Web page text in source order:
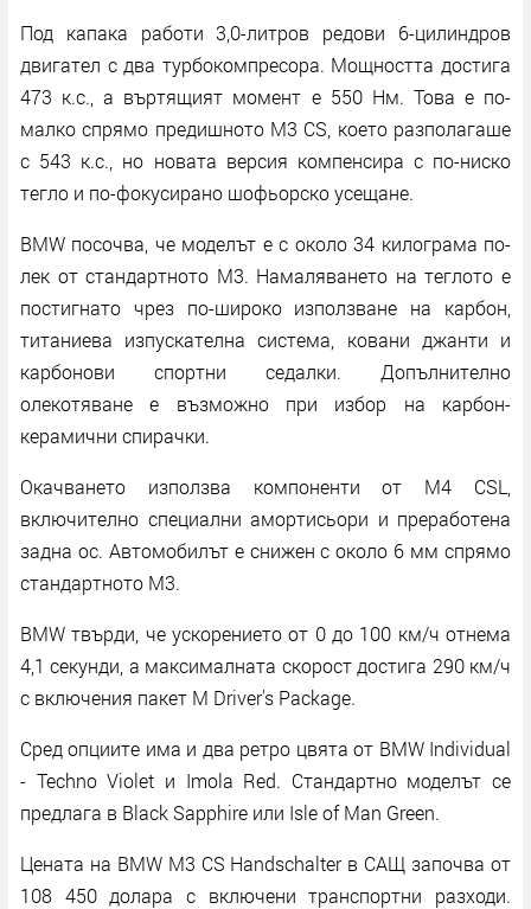
Под капака работи 3,0-литров редови 6-цилиндров
двигател с два турбокомпресора. Мощността достига
473 к.с., а въртящият момент е 550 Нм. Това е по-
малко спрямо предишното M3 CS, което разполагаше
с 543 к.с., но новата версия компенсира с по-ниско
тегло и по-фокусирано шофьорско усещане.
BMW посочва, че моделът е с около 34 килограма по-
лек от стандартното M3. Намаляването на теглото е
постигнато чрез по-широко използване на карбон,
титаниева изпускателна система, ковани джанти и
карбонови спортни седалки. Допълнително
олекотяване е възможно при избор на карбон-
керамични спирачки.
Окачването използва компоненти от M4 CSL,
включително специални амортисьори и преработена
задна ос. Автомобилът е снижен с около 6 мм спрямо
стандартното M3.
BMW твърди, че ускорението от 0 до 100 км/ч отнема
4,1 секунди, а максималната скорост достига 290 км/ч
с включения пакет M Driver's Package.
Сред опциите има и два ретро цвята от BMW Individual
- Techno Violet и Imola Red. Стандартно моделът се
предлага в Black Sapphire или Isle of Man Green.
Цената на BMW M3 CS Handschalter в САЩ започва от
108 450 долара с включени транспортни разходи.